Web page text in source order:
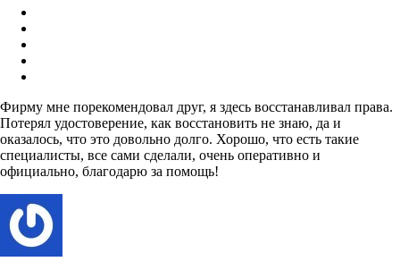
Фирму мне порекомендовал друг, я здесь восстанавливал права.
Потерял удостоверение, как восстановить не знаю, да и
оказалось, что это довольно долго. Хорошо, что есть такие
специалисты, все сами сделали, очень оперативно и
официально, благодарю за помощь!